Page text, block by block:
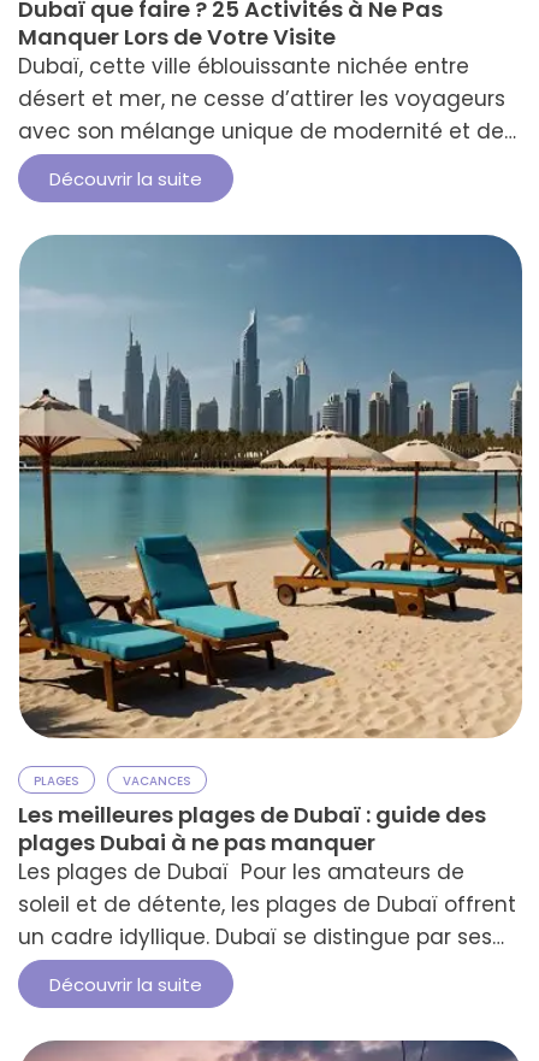
Dubaï que faire ? 25 Activités à Ne Pas
Manquer Lors de Votre Visite
Dubaï, cette ville éblouissante nichée entre
désert et mer, ne cesse d’attirer les voyageurs
avec son mélange unique de modernité et de
traditions. Vous vous demandez Dubaï que
faire pour découvrir pleinement cette
destination ? Eh bien, laissez-nous vous guider
à travers 25 activités incontournables pour
explorer cette métropole captivante. Entre
architecture impressionnante, souks
traditionnels, …
Découvrir la suite
PLAGES VACANCES
Les meilleures plages de Dubaï : guide des
plages Dubai à ne pas manquer
Les plages de Dubaï Pour les amateurs de
soleil et de détente, les plages de Dubaï offrent
un cadre idyllique. Dubaï se distingue par ses
kilomètres de sable blanc contrastant avec
l’eau turquoise du golfe Persique. Ces plages,
incontournables pour les visiteurs, offrent une
Découvrir la suite